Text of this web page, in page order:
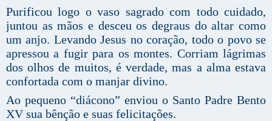
Purificou logo o vaso sagrado com todo cuidado,
juntou as mãos e desceu os degraus do altar como
um anjo. Levando Jesus no coração, todo o povo se
apressou a fugir para os montes. Corriam lágrimas
dos olhos de muitos, é verdade, mas a alma estava
confortada com o manjar divino.
Ao pequeno “diácono” enviou o Santo Padre Bento
XV sua bênção e suas felicitações.